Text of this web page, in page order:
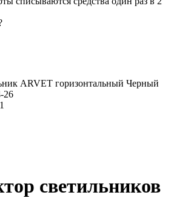
ARVET горизонтальный Черный
26
светильников